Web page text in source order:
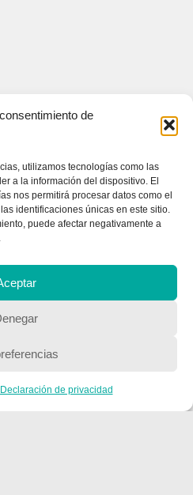
de
utilizamos tecnologías como las
a la información del dispositivo. El
nos permitirá procesar datos como el
identificaciones únicas en este sitio.
puede afectar negativamente a
Declaración de privacidad